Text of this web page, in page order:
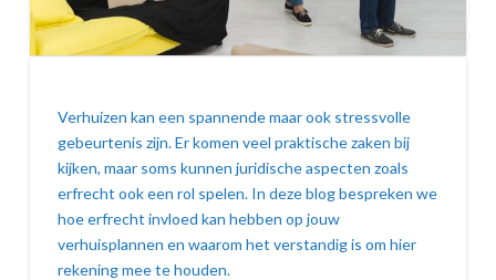
Verhuizen kan een spannende maar ook stressvolle
gebeurtenis zijn. Er komen veel praktische zaken bij
kijken, maar soms kunnen juridische aspecten zoals
erfrecht ook een rol spelen. In deze blog bespreken we
hoe erfrecht invloed kan hebben op jouw
verhuisplannen en waarom het verstandig is om hier
rekening mee te houden.